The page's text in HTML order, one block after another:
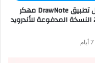
تحميل تطبيق DrawNote مهكر
2026 النسخة المدفوعة للأندرويد